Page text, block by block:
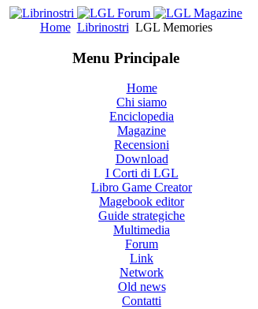
Home Librinostri LGL Memories
Menu Principale
Home
Chi siamo
Enciclopedia
Magazine
Recensioni
Download
I Corti di LGL
Libro Game Creator
Magebook editor
Guide strategiche
Multimedia
Forum
Link
Network
Old news
Contatti